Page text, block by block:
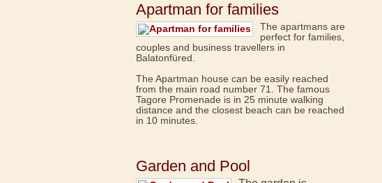
Apartman for families
The apartmans are
perfect for families,
couples and business travellers in
Balatonfüred.
The Apartman house can be easily reached
from the main road number 71. The famous
Tagore Promenade is in 25 minute walking
distance and the closest beach can be reached
in 10 minutes.
Garden and Pool